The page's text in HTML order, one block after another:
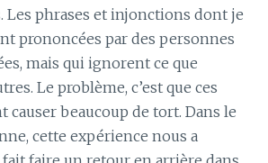
Les phrases et injonctions dont je
prononcées par des personnes
mais qui ignorent ce que
Le problème, c’est que ces
causer beaucoup de tort. Dans le
cette expérience nous a